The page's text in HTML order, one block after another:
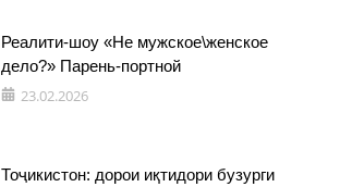
Реалити-шоу «Не мужское\женское
дело?» Парень-портной
23.02.2026
Тоҷикистон: дорои иқтидори бузурги